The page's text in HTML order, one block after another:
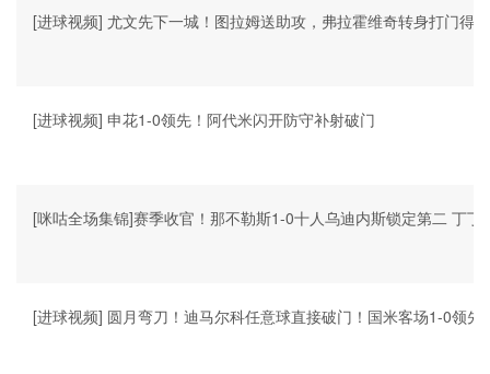
[进球视频] 尤文先下一城！图拉姆送助攻，弗拉霍维奇转身打门得
[进球视频] 申花1-0领先！阿代米闪开防守补射破门
[咪咕全场集锦]赛季收官！那不勒斯1-0十人乌迪内斯锁定第二 丁丁
[进球视频] 圆月弯刀！迪马尔科任意球直接破门！国米客场1-0领先